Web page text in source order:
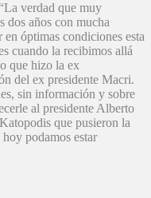
verdad que muy
dos años con mucha
óptimas condiciones esta
cuando la recibimos allá
que hizo la ex
del ex presidente Macri.
sin información y sobre
al presidente Alberto
que pusieron la
podamos estar